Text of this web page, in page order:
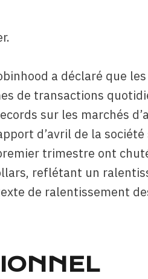
a déclaré que
de transactions
sur les marchés
d’avril de la
trimestre ont
reflétant un
de ralentissement